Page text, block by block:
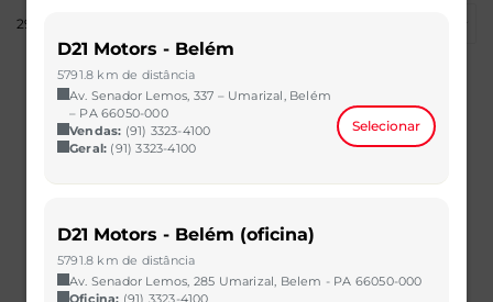
295
D21 Motors - Belém
5791.8 km de distância
Av. Senador Lemos, 337 – Umarizal, Belém
– PA 66050-000
Vendas: (91) 3323-4100
Geral: (91) 3323-4100
Selecionar
D21 Motors - Belém (oficina)
5791.8 km de distância
Av. Senador Lemos, 285 Umarizal, Belem - PA 66050-000
Oficina: (91) 3323-4100